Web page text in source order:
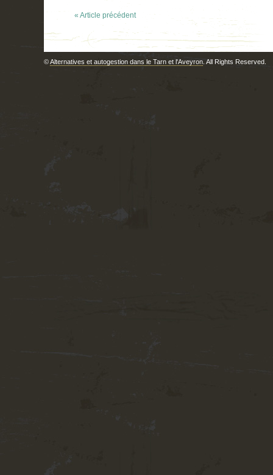
« Article précédent
©Alternatives et autogestion dans le Tarn et l'Aveyron . All Rights Reserved.